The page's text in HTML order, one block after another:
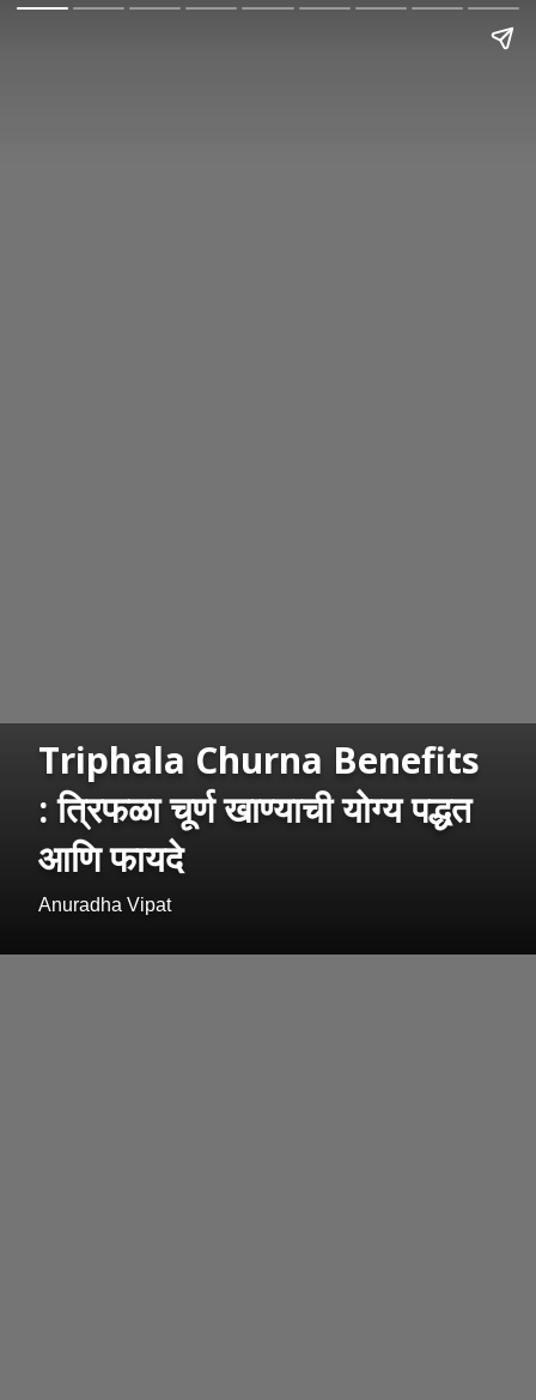
Triphala Churna Benefits
: त्रिफळा चूर्ण खाण्याची योग्य पद्धत
आणि फायदे
Anuradha Vipat